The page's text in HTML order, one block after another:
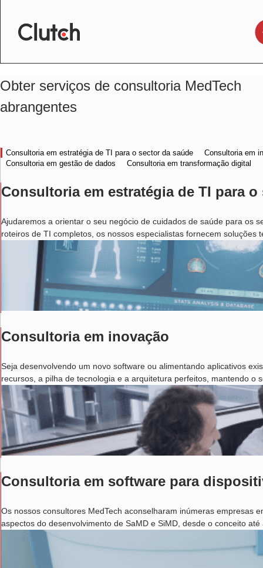
Obter serviços de consultoria MedTech
abrangentes
Consultoria em estratégia de TI para o sector da saúde
Consultoria em
Consultoria em gestão de dados
Consultoria em transformação digital
Consultoria em estratégia de TI para
Ajudaremos a orientar o seu negócio de cuidados de saúde para os
roteiros de TI completos, os nossos especialistas fornecem
Consultoria em inovação
Seja desenvolvendo um novo software ou alimentando aplicativos
recursos, a pilha de tecnologia e a arquitetura perfeitos, mantendo o
Consultoria em software para
Os nossos consultores MedTech aconselharam inúmeras empresas
aspectos do desenvolvimento de SaMD e SiMD, desde o conceito